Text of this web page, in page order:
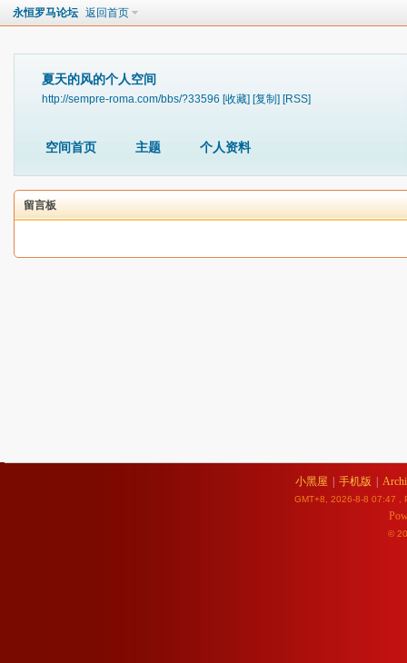
永恒罗马论坛 返回首页
夏天的风的个人空间
http://sempre-roma.com/bbs/?33596 [收藏] [复制] [RSS]
空间首页 主题 个人资料
留言板
小黑屋 手机版
GMT+8, 2026-8-8 07:47 ,
©